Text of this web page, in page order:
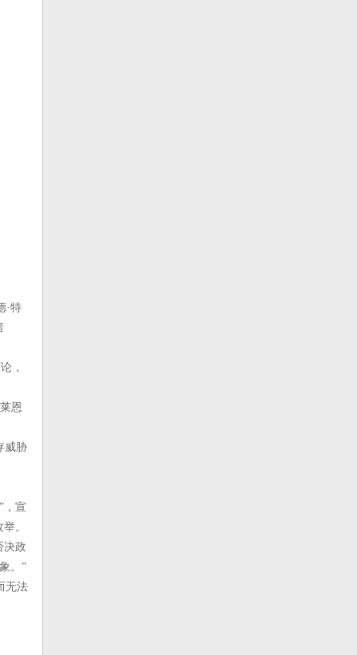
·特
，
恩
威胁
，宣
。
决政
。”
无法